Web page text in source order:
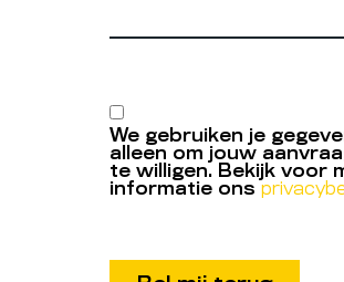
We gebruiken je
alleen om jouw
te willigen. Bekijk voor
informatie ons